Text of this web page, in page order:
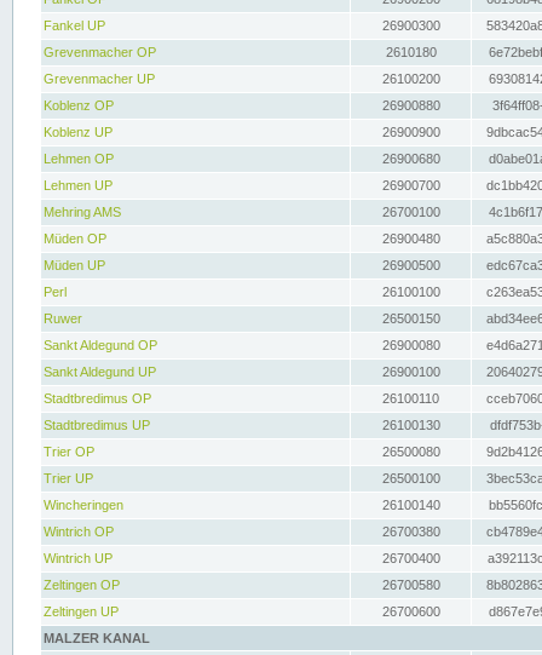
Fankel UP
26900300
Grevenmacher OP
2610180
Grevenmacher UP
26100200
Koblenz OP
26900880
Koblenz UP
26900900
Lehmen OP
26900680
Lehmen UP
26900700
Mehring AMS
26700100
Müden OP
26900480
Müden UP
26900500
Perl
26100100
Ruwer
26500150
Sankt Aldegund OP
26900080
Sankt Aldegund UP
26900100
Stadtbredimus OP
26100110
Stadtbredimus UP
26100130
Trier OP
26500080
Trier UP
26500100
Wincheringen
26100140
Wintrich OP
26700380
Wintrich UP
26700400
Zeltingen OP
26700580
Zeltingen UP
26700600
MALZER KANAL